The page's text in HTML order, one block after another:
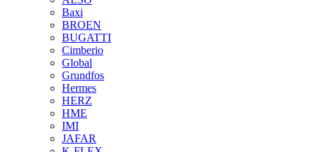
Baxi
BROEN
BUGATTI
Cimberio
Global
Grundfos
Hermes
HERZ
HME
IMI
JAFAR